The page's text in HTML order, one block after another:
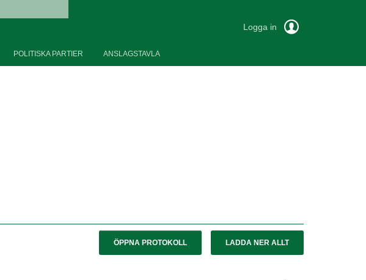
Logga in
POLITISKA PARTIER ANSLAGSTAVLA
ÖPPNA PROTOKOLL LADDA NER ALLT